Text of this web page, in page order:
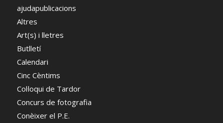
ajudapublicacions
Altres
Art(s) i lletres
Butlletí
Calendari
Cinc Cèntims
Col·loqui de Tardor
Concurs de fotografia
Conèixer el P.E.